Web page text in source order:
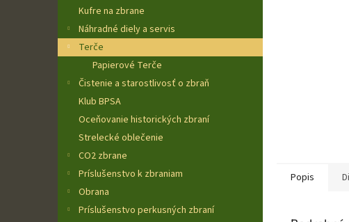
Kufre na zbrane
Náhradné diely a servis
Terče
Papierové Terče
Čistenie a starostlivosť o zbraň
Klub BPSA
Oceňovanie historických zbraní
Strelecké oblečenie
CO2 zbrane
Príslušenstvo k zbraniam
Obrana
Príslušenstvo perkusných zbraní
Popis